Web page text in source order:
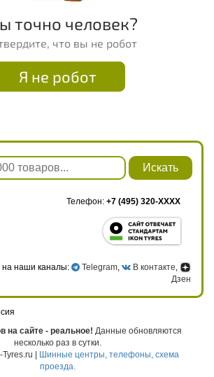
точно человек?
что вы не робот
Я не робот
Искать
Телефон: +7 (495) 320-XXXX
на наши каналы: Telegram , В контакте
Дзен
на сайте - реальное! Данные обновляются
несколько раз в сутки.
| Шинные центры, телефоны, схема
проезда.